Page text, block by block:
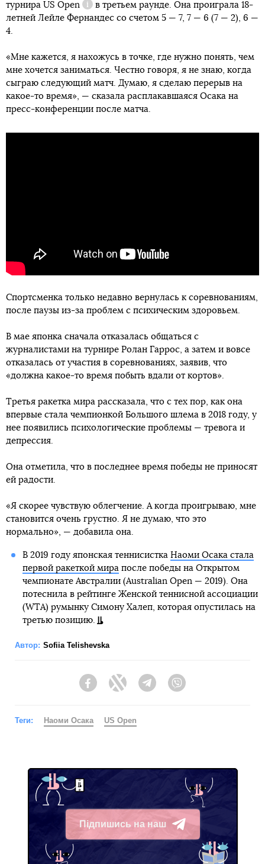
турнира US Open
Справка
в третьем раунде. Она проиграла 18-
летней Лейле Фернандес со счетом 5 — 7, 7 — 6 (7 — 2), 6 —
4.
«Мне кажется, я нахожусь в точке, где нужно понять, чем
мне хочется заниматься. Честно говоря, я не знаю, когда
сыграю следующий матч. Думаю, я сделаю перерыв на
какое-то время», — сказала расплакавшаяся Осака на
пресс-конференции после матча.
Спортсменка только недавно вернулась к соревнованиям,
после паузы из-за проблем с психическим здоровьем.
В мае японка сначала отказалась общаться с
журналистами на турнире Ролан Гаррос, а затем и вовсе
отказалась от участия в соревнованиях, заявив, что
«должна какое-то время побыть вдали от кортов».
Третья ракетка мира рассказала, что с тех пор, как она
впервые стала чемпионкой Большого шлема в 2018 году, у
нее появились психологические проблемы — тревога и
депрессия.
Она отметила, что в последнее время победы не приносят
ей радости.
«Я скорее чувствую облегчение. А когда проигрываю, мне
становится очень грустно. Я не думаю, что это
нормально», — добавила она.
В 2019 году японская теннисистка Наоми Осака стала
первой ракеткой мирапосле победы на Открытом
чемпионате Австралии (Australian Open — 2019). Она
потеснила в рейтинге Женской теннисной ассоциации
(WTA) румынку Симону Халеп, которая опустилась на
третью позицию.
Автор: Sofiia Telishevska
FacebookTwitter Telegram
Теги: Наоми Осака US Open
Підпишись на наш
Telegram